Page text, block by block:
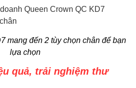
mang đến 2 tùy chọn chân để bạn
lựa chọn
quả, trải nghiệm thư